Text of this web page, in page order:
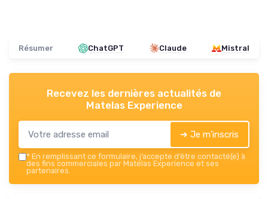
Résumer ChatGPT Claude Mistral
Recevez les dernières actualités de
Matelas Experience
➔ Je m'inscris
* En remplissant ce formulaire, j’accepte d’être contacté(e) à
des fins commerciales par Matelas Experience et ses
partenaires.